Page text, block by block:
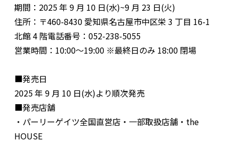
期間：2025 年 9 月 10 日(水)~9 月 23 日(火)
住所：〒460-8430 愛知県名古屋市中区栄 3 丁目 16-1
北館 4 階電話番号：052-238-5055
営業時間：10:00～19:00 ※最終日のみ 18:00 閉場
■発売日
2025 年 9 月 10 日(水)より順次発売
■発売店舗
・パーリーゲイツ全国直営店・一部取扱店舗・the
HOUSE